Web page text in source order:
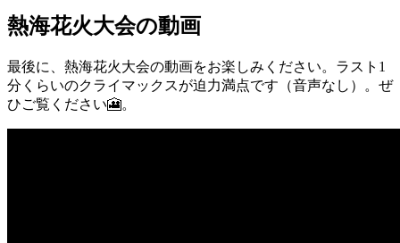
熱海花火大会の動画
最後に、熱海花火大会の動画をお楽しみください。ラスト1
分くらいのクライマックスが迫力満点です（音声なし）。ぜ
ひご覧ください🎦。